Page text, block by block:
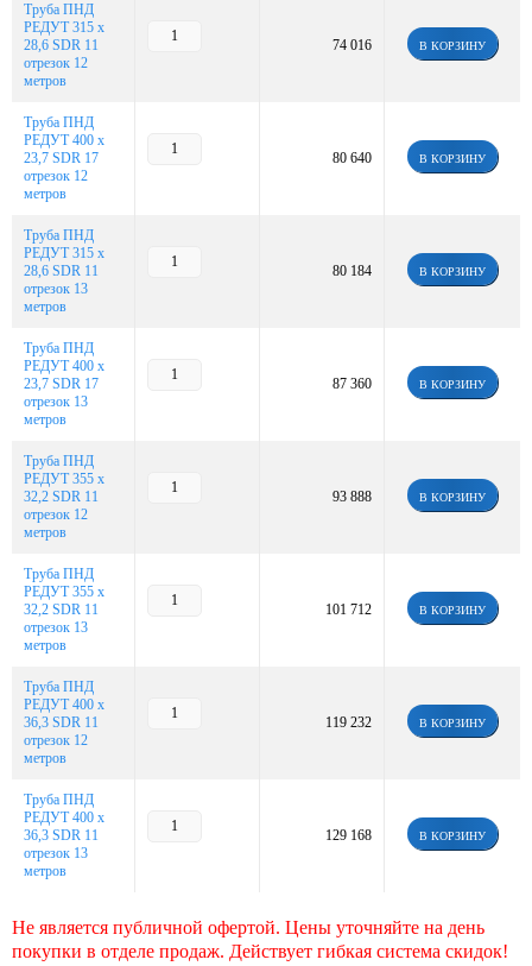
Труба ПНД
РЕДУТ 315 х
28,6 SDR 11
отрезок 12
метров
74 016 В КОРЗИНУ
Труба ПНД
РЕДУТ 400 х
23,7 SDR 17
отрезок 12
метров
80 640 В КОРЗИНУ
Труба ПНД
РЕДУТ 315 х
28,6 SDR 11
отрезок 13
метров
80 184 В КОРЗИНУ
Труба ПНД
РЕДУТ 400 х
23,7 SDR 17
отрезок 13
метров
87 360 В КОРЗИНУ
Труба ПНД
РЕДУТ 355 х
32,2 SDR 11
отрезок 12
метров
93 888 В КОРЗИНУ
Труба ПНД
РЕДУТ 355 х
32,2 SDR 11
отрезок 13
метров
101 712 В КОРЗИНУ
Труба ПНД
РЕДУТ 400 х
36,3 SDR 11
отрезок 12
метров
119 232 В КОРЗИНУ
Труба ПНД
РЕДУТ 400 х
36,3 SDR 11
отрезок 13
метров
129 168 В КОРЗИНУ
Не является публичной офертой. Цены уточняйте на день
покупки в отделе продаж. Действует гибкая система скидок!